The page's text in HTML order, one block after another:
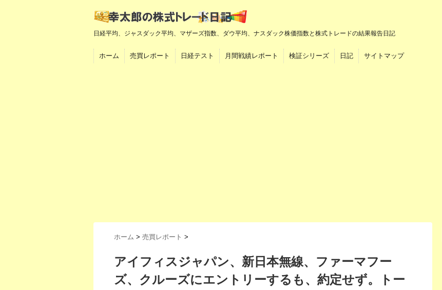
日経平均、ジャスダック平均、マザーズ指数、ダウ平均、ナスダック株価指数と株式トレードの結果報告日記
ホーム 売買レポート 日経テスト 月間戦績レポート 検証シリーズ 日記 サイトマップ
ホーム > 売買レポート >
アイフィスジャパン、新日本無線、ファーマフー
ズ、クルーズにエントリーするも、約定せず。トー